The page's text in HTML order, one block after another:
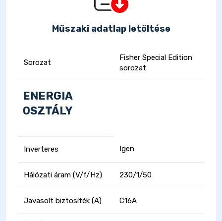
Műszaki adatlap letöltése
Sorozat
Fisher Special Edition
sorozat
ENERGIA
OSZTÁLY
Inverteres Igen
Hálózati áram (V/f/Hz) 230/1/50
Javasolt biztosíték (A) C16A